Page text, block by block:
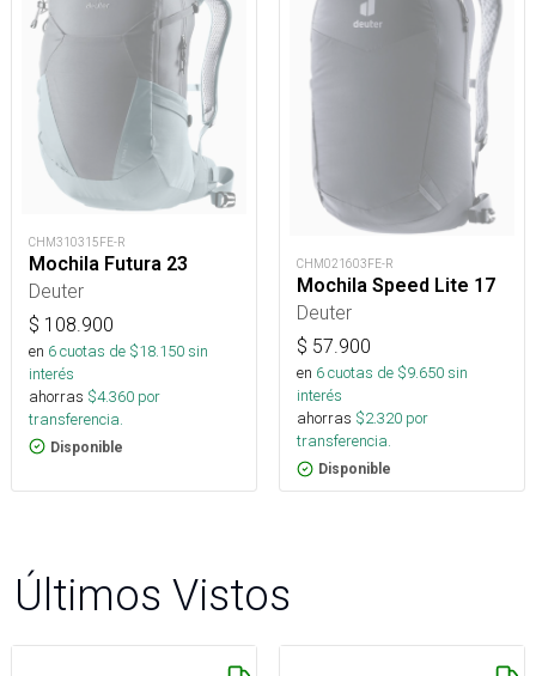
CHM310315FE-R
Mochila Futura 23
Deuter
$ 108.900
en 6cuotas de $18.150sin
interés
ahorras $4.360 por
transferencia.
Disponible
CHM021603FE-R
Mochila Speed Lite 17
Deuter
$ 57.900
en 6cuotas de $9.650sin
interés
ahorras $2.320 por
transferencia.
Disponible
Últimos Vistos